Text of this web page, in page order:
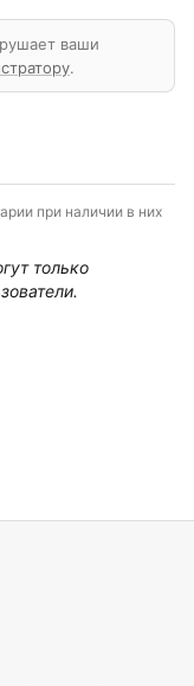
ваши
.
при наличии в них
только